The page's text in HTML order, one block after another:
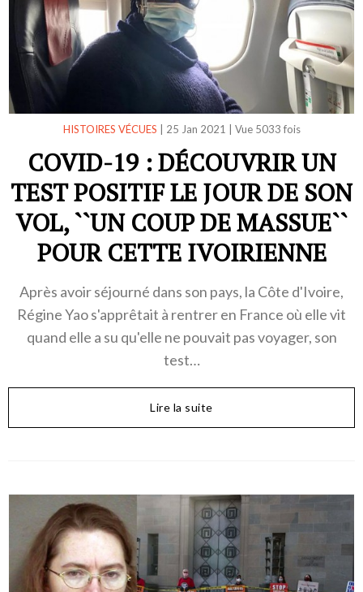
HISTOIRES VÉCUES 25 Jan 2021 Vue 5033 fois
COVID-19 : DÉCOUVRIR UN
TEST POSITIF LE JOUR DE SON
VOL, ``UN COUP DE MASSUE``
POUR CETTE IVOIRIENNE
Après avoir séjourné dans son pays, la Côte d'Ivoire,
Régine Yao s'apprêtait à rentrer en France où elle vit
quand elle a su qu'elle ne pouvait pas voyager, son
test…
Lire la suite